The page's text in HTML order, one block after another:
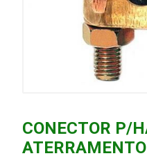
CONECTOR P/